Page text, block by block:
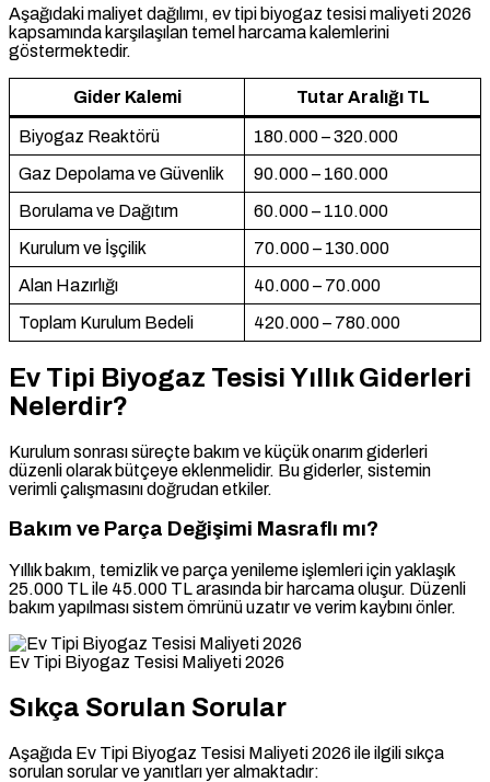
Aşağıdaki maliyet dağılımı, ev tipi biyogaz tesisi maliyeti 2026
kapsamında karşılaşılan temel harcama kalemlerini
göstermektedir.
Gider Kalemi Tutar Aralığı TL
Biyogaz Reaktörü
180.000 – 320.000
Gaz Depolama ve Güvenlik
90.000 – 160.000
Borulama ve Dağıtım
60.000 – 110.000
Kurulum ve İşçilik
70.000 – 130.000
Alan Hazırlığı
40.000 – 70.000
Toplam Kurulum Bedeli
420.000 – 780.000
Ev Tipi Biyogaz Tesisi Yıllık Giderleri
Nelerdir?
Kurulum sonrası süreçte bakım ve küçük onarım giderleri
düzenli olarak bütçeye eklenmelidir. Bu giderler, sistemin
verimli çalışmasını doğrudan etkiler.
Bakım ve Parça Değişimi Masraflı mı?
Yıllık bakım, temizlik ve parça yenileme işlemleri için yaklaşık
25.000 TL ile 45.000 TL arasında bir harcama oluşur. Düzenli
bakım yapılması sistem ömrünü uzatır ve verim kaybını önler.
Ev Tipi Biyogaz Tesisi Maliyeti 2026
Sıkça Sorulan Sorular
Aşağıda Ev Tipi Biyogaz Tesisi Maliyeti 2026 ile ilgili sıkça
sorulan sorular ve yanıtları yer almaktadır: